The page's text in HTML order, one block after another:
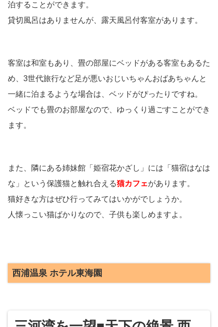
泊することができます。
貸切風呂はありませんが、露天風呂付客室があります。
客室は和室もあり、畳の部屋にベッドがある客室もあるた
め、3世代旅行など足が悪いおじいちゃんおばあちゃんと
一緒に泊まるような場合は、ベッドがぴったりですね。
ベッドでも畳のお部屋なので、ゆっくり過ごすことができ
ます。
また、隣にある姉妹館「姫宿花かざし」には「猫宿はなは
な」という保護猫と触れ合える猫カフェがあります。
猫好きな方はぜひ行ってみてはいかがでしょうか。
人懐っこい猫ばかりなので、子供も楽しめますよ。
西浦温泉 ホテル東海園